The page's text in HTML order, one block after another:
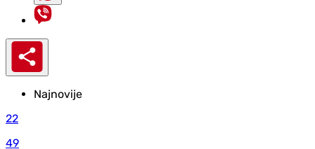
Najnovije
22
49